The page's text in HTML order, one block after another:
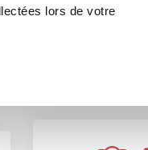
lors de votre